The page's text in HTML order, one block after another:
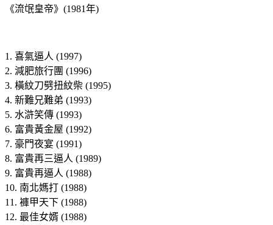
《流氓皇帝》(1981年)
1. 喜氣逼人 (1997)
2. 減肥旅行團 (1996)
3. 橫紋刀劈扭紋柴 (1995)
4. 新難兄難弟 (1993)
5. 水滸笑傳 (1993)
6. 富貴黃金屋 (1992)
7. 豪門夜宴 (1991)
8. 富貴再三逼人 (1989)
9. 富貴再逼人 (1988)
10. 南北媽打 (1988)
11. 褲甲天下 (1988)
12. 最佳女婿 (1988)